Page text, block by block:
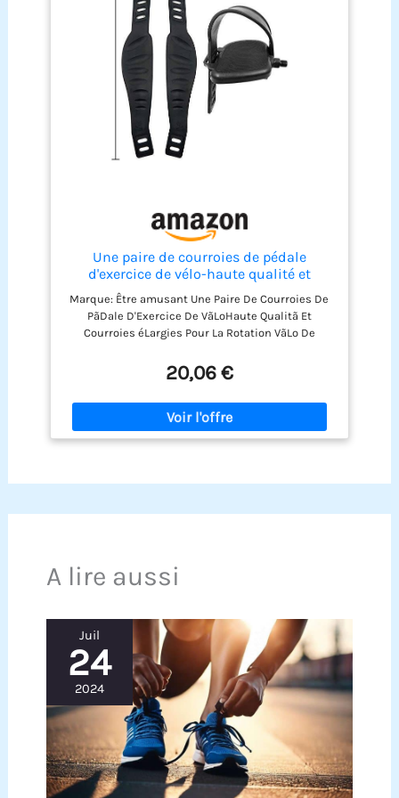
Une paire de courroies de pédale
d'exercice de vélo-haute qualité et
courroies élargies pour la rotation vélo
de bicyclette d'exercice à la maison ou
au gymnase
Marque: Être amusant Une Paire De Courroies De
PãDale D'Exercice De VãLoHaute Qualitã Et
Courroies éLargies Pour La Rotation VãLo De
Type de produit : pédale de vélo.
20,06 €
A lire aussi
Juil
24
2024